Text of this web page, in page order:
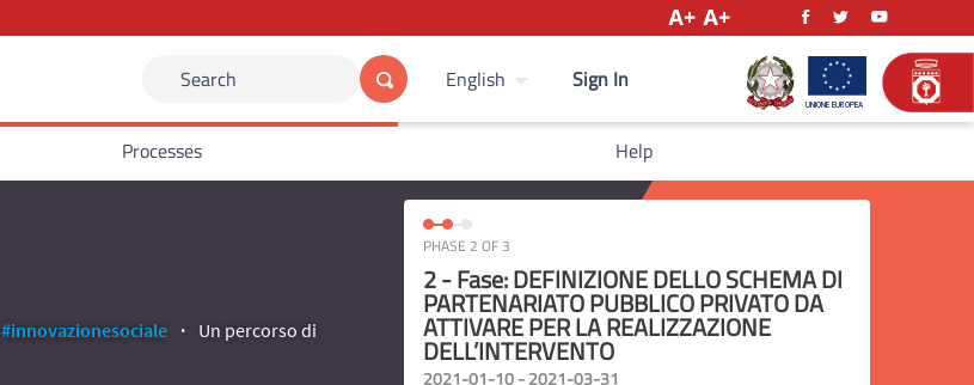
Search English Sign In
Processes Help
#innovazionesociale
Un percorso di
PHASE 2 OF 3
2 - Fase: DEFINIZIONE DELLO SCHEMA DI
PARTENARIATO PUBBLICO PRIVATO DA
ATTIVARE PER LA REALIZZAZIONE
DELL’INTERVENTO
2021-01-10 - 2021-03-31